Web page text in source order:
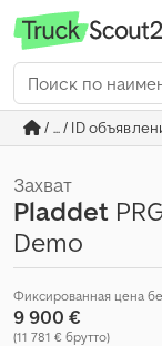
/ ... / ID
Захват
Pladdet
Demo
Фиксированная цена
9 900 €
(11 781 € брутто)